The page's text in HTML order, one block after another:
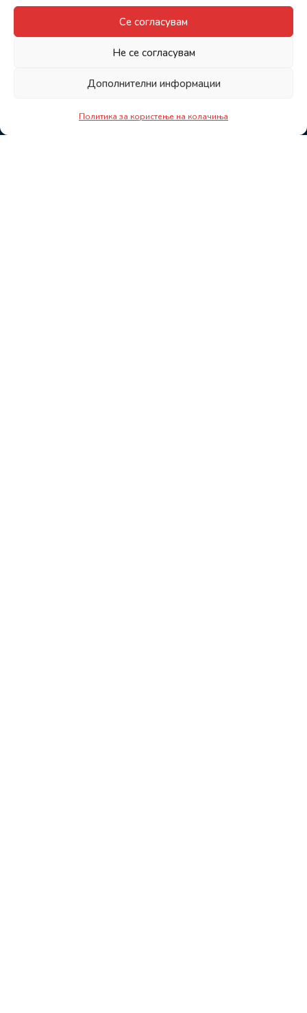
Се согласувам
Не се согласувам
Дополнителни информации
Политика за користење на колачиња